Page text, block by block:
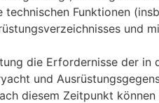
Funktionen
und
die Erfordernisse der in
und
diesem Zeitpunkt können